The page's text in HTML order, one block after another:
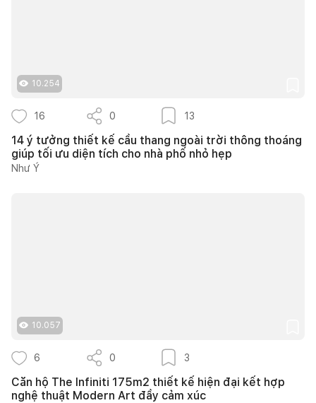
10.254
16 0 13
14 ý tưởng thiết kế cầu thang ngoài trời thông thoáng
giúp tối ưu diện tích cho nhà phố nhỏ hẹp
Như Ý
10.057
6 0 3
Căn hộ The Infiniti 175m2 thiết kế hiện đại kết hợp
nghệ thuật Modern Art đầy cảm xúc